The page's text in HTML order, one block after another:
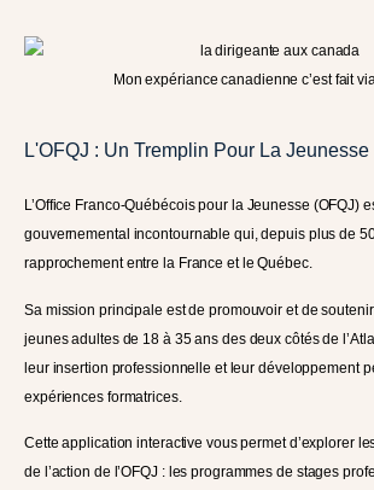
Mon expériance canadienne c’est fait via
L'OFQJ : Un Tremplin Pour La Jeunesse
L’Office Franco-Québécois pour la Jeunesse (OFQJ)
gouvernemental incontournable qui, depuis plus de
rapprochement entre la France et le Québec.
Sa mission principale est de promouvoir et de
jeunes adultes de 18 à 35 ans des deux côtés de
leur insertion professionnelle et leur développement
expériences formatrices.
Cette application interactive vous permet d’explorer
de l’action de l’OFQJ : les programmes de stages